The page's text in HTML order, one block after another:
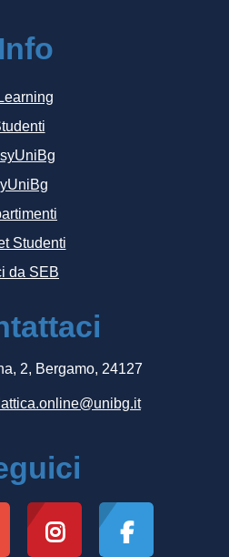
Info
Studenti
da SEB
2, Bergamo, 24127